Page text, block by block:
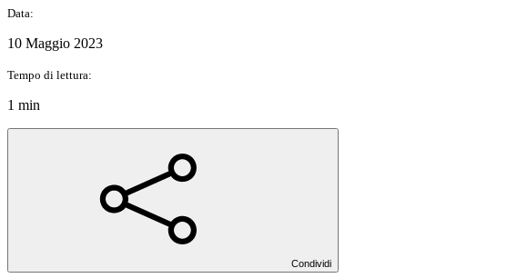
Data:
10 Maggio 2023
Tempo di lettura:
1 min
Condividi